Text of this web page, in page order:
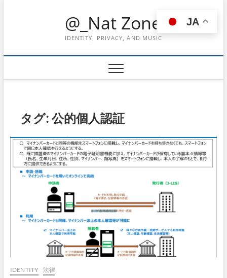
@_Nat Zone
IDENTITY, PRIVACY, AND MUSIC
タグ:公的個人認証
IDENTITY 法律
JA